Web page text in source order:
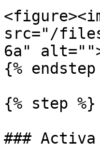
src="/files/
6a"
{% endstep
{% step %}
###